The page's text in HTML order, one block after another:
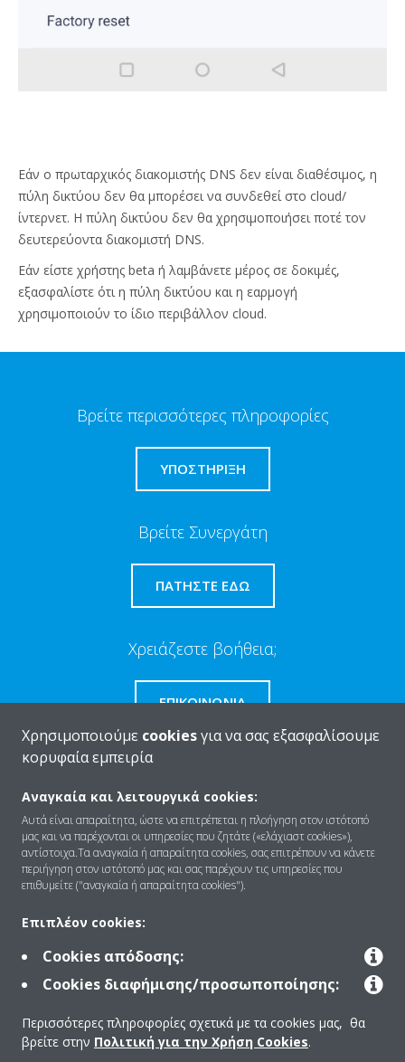
Εάν ο πρωταρχικός διακομιστής DNS δεν είναι διαθέσιμος, η
πύλη δικτύου δεν θα μπορέσει να συνδεθεί στο cloud/
ίντερνετ. Η πύλη δικτύου δεν θα χρησιμοποιήσει ποτέ τον
δευτερεύοντα διακομιστή DNS.
Εάν είστε χρήστης beta ή λαμβάνετε μέρος σε δοκιμές,
εξασφαλίστε ότι η πύλη δικτύου και η εαρμογή
χρησιμοποιούν το ίδιο περιβάλλον cloud.
Βρείτε περισσότερες πληροφορίες
ΥΠΟΣΤΗΡΙΞΗ
Βρείτε Συνεργάτη
ΠΑΤΉΣΤΕ ΕΔΏ
Χρειάζεστε βοήθεια;
ΕΠΙΚΟΙΝΩΝΊΑ
Ποιοι είμαστε
Λύσεις
Επικοινωνία
Προϊόντα
Χρησιμοποιούμε cookiesγια να σας εξασφαλίσουμε
κορυφαία εμπειρία
Αναγκαία και λειτουργικά cookies:
Αυτά είναι απαραίτητα, ώστε να επιτρέπεται η πλοήγηση στον ιστότοπό
μας και να παρέχονται οι υπηρεσίες που ζητάτε («ελάχιαστ cookies»),
αντίστοιχα.Τα αναγκαία ή απαραίτητα cookies, σας επιτρέπουν να κάνετε
περιήγηση στον ιστότοπό μας και σας παρέχουν τις υπηρεσίες που
επιθυμείτε ("αναγκαία ή απαραίτητα cookies").
Επιπλέον cookies:
Cookies απόδοσης:
Cookies διαφήμισης/προσωποποίησης:
Περισσότερες πληροφορίες σχετικά με τα cookies μας, θα
βρείτε στην Πολιτική για την Χρήση Cookies.